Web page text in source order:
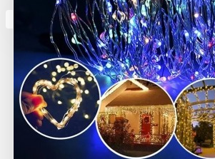
Кутията ви е празна